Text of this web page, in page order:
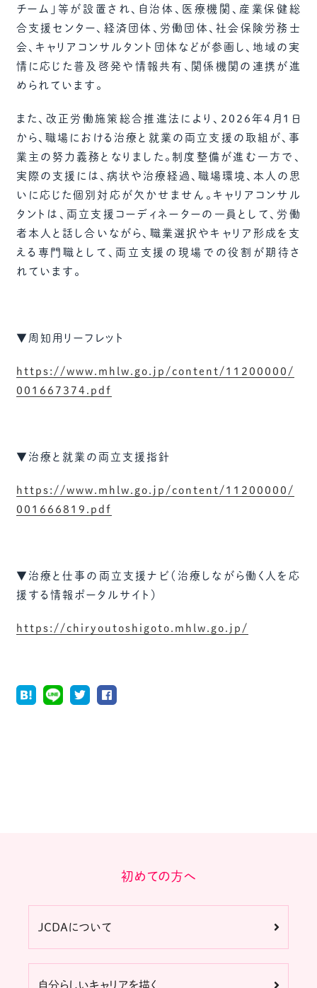
チーム」等が設置され、自治体、医療機関、産業保健総
合支援センター、経済団体、労働団体、社会保険労務士
会、キャリアコンサルタント団体などが参画し、地域の実
情に応じた普及啓発や情報共有、関係機関の連携が進
められています。
また、改正労働施策総合推進法により、2026年4月1日
から、職場における治療と就業の両立支援の取組が、事
業主の努力義務となりました。制度整備が進む一方で、
実際の支援には、病状や治療経過、職場環境、本人の思
いに応じた個別対応が欠かせません。キャリアコンサル
タントは、両立支援コーディネーターの一員として、労働
者本人と話し合いながら、職業選択やキャリア形成を支
える専門職として、両立支援の現場での役割が期待さ
れています。
▼周知用リーフレット
https://www.mhlw.go.jp/content/11200000/
001667374.pdf
▼治療と就業の両立支援指針
https://www.mhlw.go.jp/content/11200000/
001666819.pdf
▼治療と仕事の両立支援ナビ（治療しながら働く人を応
援する情報ポータルサイト）
https://chiryoutoshigoto.mhlw.go.jp/
初めての方へ
JCDAについて
自分らしいキャリアを描く